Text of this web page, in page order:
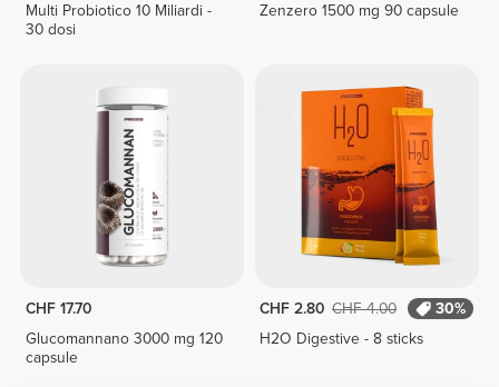
Multi Probiotico 10 Miliardi -
30 dosi
Zenzero 1500 mg 90 capsule
CHF 17.70
Glucomannano 3000 mg 120
capsule
CHF 2.80 CHF 4.00
30%
H2O Digestive - 8 sticks